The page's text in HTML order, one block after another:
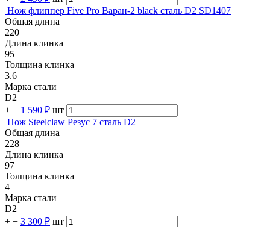
Нож флиппер Five Pro Варан-2 black сталь D2 SD1407
Общая длина
220
Длина клинка
95
Толщина клинка
3.6
Марка стали
D2
+ − 1 590 ₽ шт
Нож Steelclaw Резус 7 сталь D2
Общая длина
228
Длина клинка
97
Толщина клинка
4
Марка стали
D2
+ − 3 300 ₽ шт